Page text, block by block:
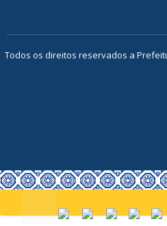
Todos os direitos reservados a